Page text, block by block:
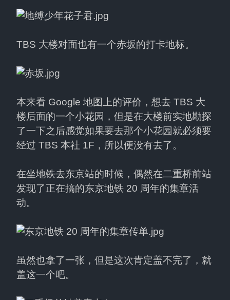
TBS 大楼对面也有一个赤坂的打卡地标。
本来看 Google 地图上的评价，想去 TBS 大
楼后面的一个小花园，但是在大楼前实地勘探
了一下之后感觉如果要去那个小花园就必须要
经过 TBS 本社 1F，所以便没有去了。
在坐地铁去东京站的时候，偶然在二重桥前站
发现了正在搞的东京地铁 20 周年的集章活
动。
虽然也拿了一张，但是这次肯定盖不完了，就
盖这一个吧。